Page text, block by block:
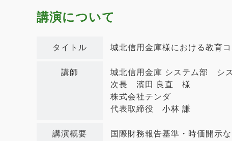
講演について
タイトル 城北信用金庫様における教育
講師
城北信用金庫 システム部 シ
次長 濱田 良直 様
株式会社テンダ
代表取締役 小林 謙
講演概要
国際財務報告基準・時価開示